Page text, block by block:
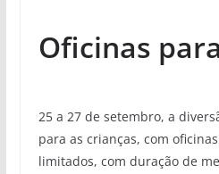
Oficinas
25 a 27 de setembro, a
para as crianças, com
limitados, com duração de